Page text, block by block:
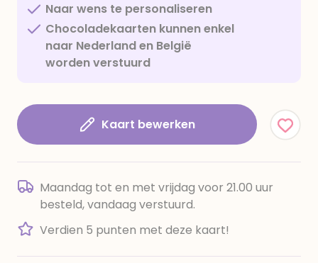
Naar wens te personaliseren
Chocoladekaarten kunnen enkel
naar Nederland en België
worden verstuurd
Kaart bewerken
Maandag tot en met vrijdag voor 21.00 uur
besteld, vandaag verstuurd.
Verdien 5 punten met deze kaart!